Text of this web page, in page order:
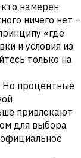
намерен
ничего нет –
«где
и условия из
только на
Но процентные
привлекают
для выбора